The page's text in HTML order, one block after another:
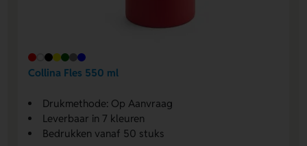
Collina Fles 550 ml
Drukmethode: Op Aanvraag
Leverbaar in 7 kleuren
Bedrukken vanaf 50 stuks